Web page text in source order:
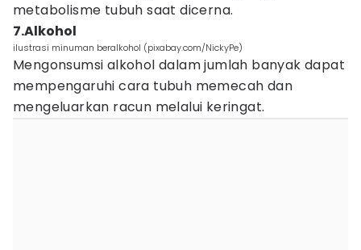
metabolisme tubuh saat dicerna.
7.Alkohol
ilustrasi minuman beralkohol (pixabay.com/NickyPe)
Mengonsumsi alkohol dalam jumlah banyak dapat
mempengaruhi cara tubuh memecah dan
mengeluarkan racun melalui keringat.